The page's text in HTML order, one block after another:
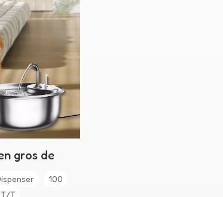
gros de
pour
100
T/T